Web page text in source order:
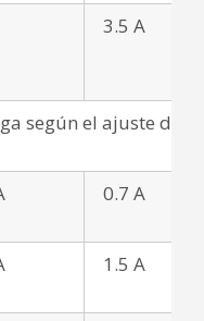
3.5 A
según el ajuste del
0.7 A
1.5 A